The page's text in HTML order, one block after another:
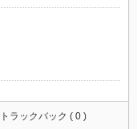
トラックバック ( 0 )